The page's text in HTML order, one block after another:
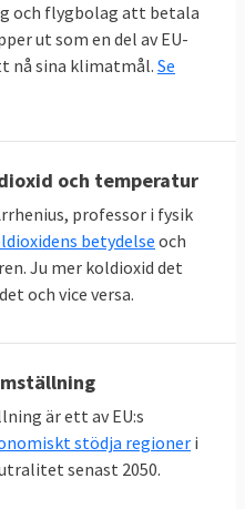
och flygbolag att betala
ut som en del av EU-
nå sina klimatmål. Se
och temperatur
professor i fysik
betydelseoch
Ju mer koldioxid det
och vice versa.
är ett av EU:s
stödja regioner i
senast 2050.